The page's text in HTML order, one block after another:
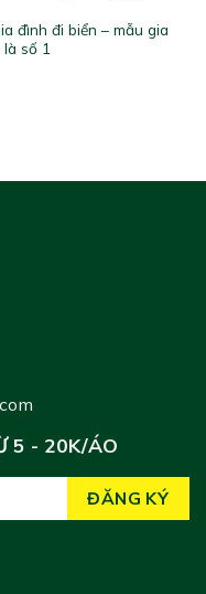
đình đi biển – mẫu gia
số 1
5 - 20K/ÁO